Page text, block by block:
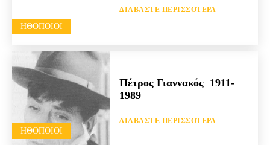
HΘΟΠΟΙΟΊ
ΔΙΑΒΆΣΤΕ ΠΕΡΙΣΣΌΤΕΡΑ
HΘΟΠΟΙΟΊ
Πέτρος Γιαννακός 1911-
1989
ΔΙΑΒΆΣΤΕ ΠΕΡΙΣΣΌΤΕΡΑ